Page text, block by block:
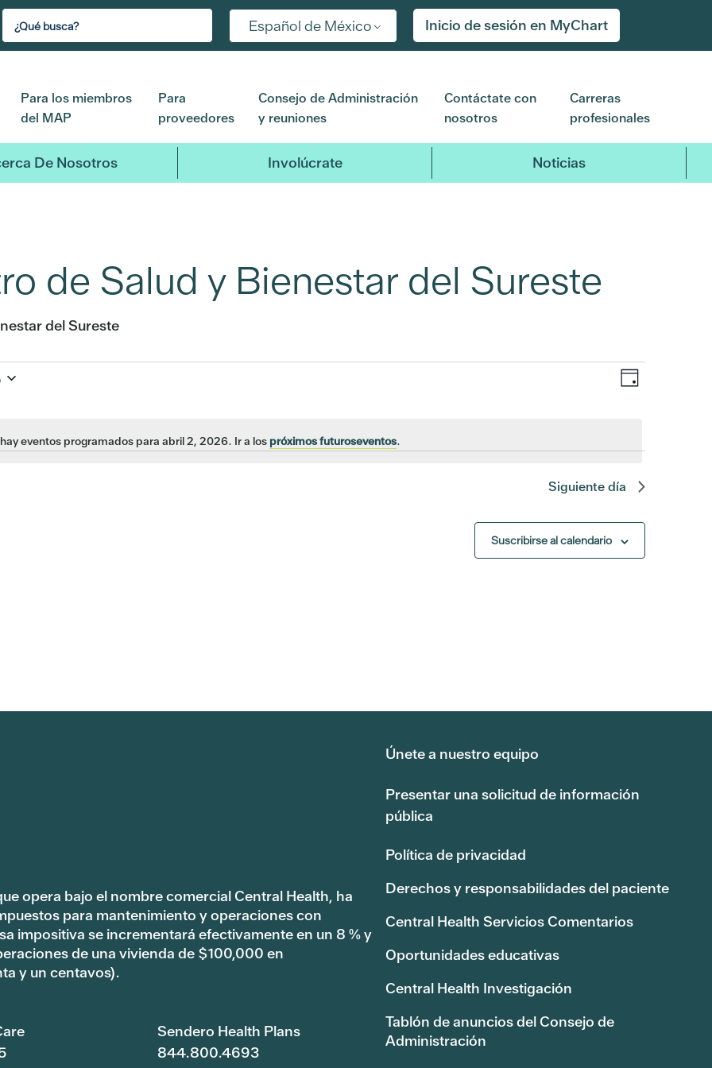
Español de México Inicio de sesión en MyChart
Para los miembros
del MAP
Para
proveedores
Consejo de Administración
y reuniones
Contáctate con
nosotros
Carreras
profesionales
De Nosotros Involúcrate Noticias
de Salud y Bienestar del Sureste
del Sureste
Aviso
eventos programados para abril 2, 2026. Ir a los próximos futuroseventos.
vistas
Día
Siguiente día
Suscribirse al calendario
opera bajo el nombre comercial Central Health, ha
para mantenimiento y operaciones con
impositiva se incrementará efectivamente en un 8 % y
de una vivienda de $100,000 en
y un centavos).
Sendero Health Plans
844.800.4693
Únete a nuestro equipo
Presentar una solicitud de información
pública
Política de privacidad
Derechos y responsabilidades del paciente
Central Health Servicios Comentarios
Oportunidades educativas
Central Health Investigación
Tablón de anuncios del Consejo de
Administración